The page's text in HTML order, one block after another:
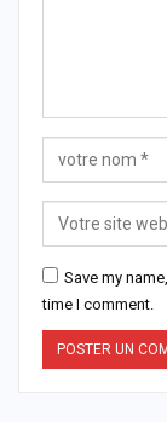
Save my
time I comment.